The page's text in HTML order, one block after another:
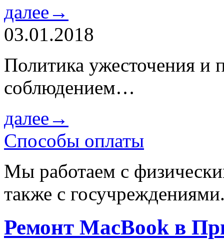
далее→
03.01.2018
Политика ужесточения и
соблюдением…
далее→
Способы оплаты
Мы работаем с
также с
Ремонт MacBook в